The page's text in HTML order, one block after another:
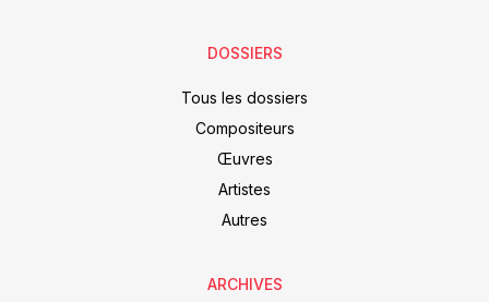
DOSSIERS
Tous les dossiers
Compositeurs
Œuvres
Artistes
Autres
ARCHIVES